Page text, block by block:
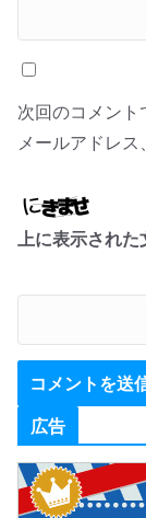
次回のコメント
メールアドレス
上に表示され
広告